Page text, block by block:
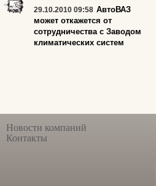
29.10.2010 09:58 АвтоВАЗ
может откажется от
сотрудничества с Заводом
климатических систем
Новости компаний
Контакты